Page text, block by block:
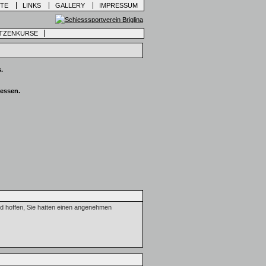
LINKS GALLERY IMPRESSUM
hoffen, Sie hatten einen angenehmen